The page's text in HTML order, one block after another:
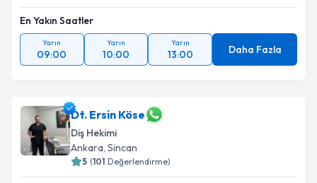
En Yakın Saatler
Yarın
09:00
Yarın
10:00
Yarın
13:00 Daha Fazla
Dt. Ersin Köse
Diş Hekimi
Ankara, Sincan
5 (101 Değerlendirme)